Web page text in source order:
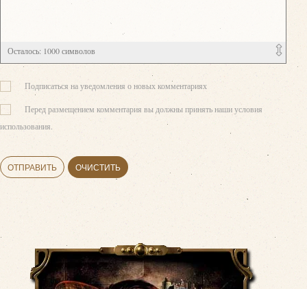
Осталось: 1000символов
Подписаться на уведомления о новых комментариях
Перед размещением комментария вы должны принять наши условия
использования.
ОТПРАВИТЬ ОЧИСТИТЬ